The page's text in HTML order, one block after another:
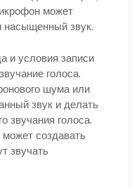
может
звук.
и условия записи
голоса.
шума или
звук и делать
звучания голоса.
создавать
звучать